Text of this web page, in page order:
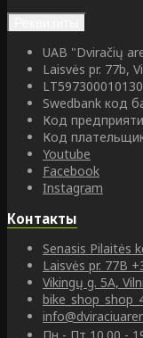
UAB "Dviračių
Laisvės pr. 77b,
Swedbank код
Код
Код
Youtube
Facebook
Instagram
Контакты
Senasis Pilaitės
Laisvės pr. 77B
Vikingų g. 5A,